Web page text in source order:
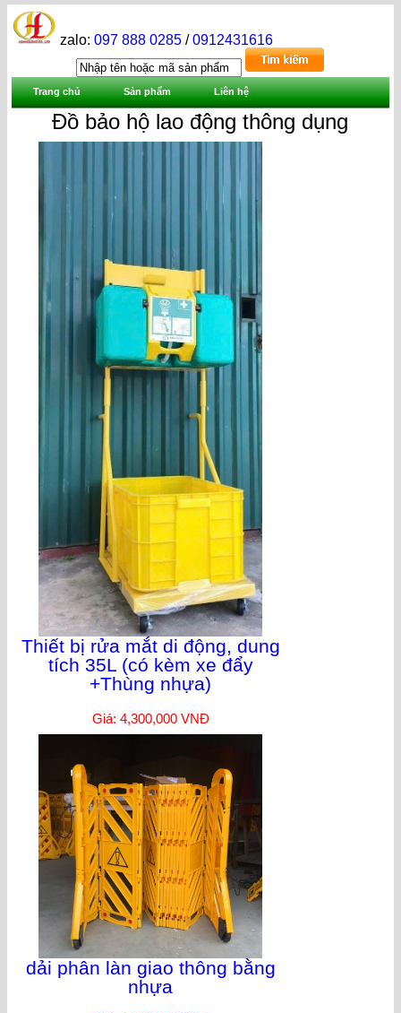
zalo:097 888 0285 /0912431616
Trang chủ Sản phẩm Liên hệ
Đồ bảo hộ lao động thông dụng
Thiết bị rửa mắt di động, dung
tích 35L (có kèm xe đẩy
+Thùng nhựa)
Giá: 4,300,000 VNĐ
dải phân làn giao thông bằng
nhựa